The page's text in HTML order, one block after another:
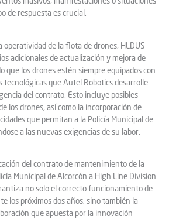
de respuesta es crucial.
operatividad de la flota de drones, HLDUS
adicionales de actualización y mejora de
que los drones estén siempre equipados con
tecnológicas que Autel Robotics desarrolle
del contrato. Esto incluye posibles
los drones, así como la incorporación de
que permitan a la Policía Municipal de
a las nuevas exigencias de su labor.
del contrato de mantenimiento de la
Municipal de Alcorcón a High Line Division
no solo el correcto funcionamiento de
los próximos dos años, sino también la
que apuesta por la innovación